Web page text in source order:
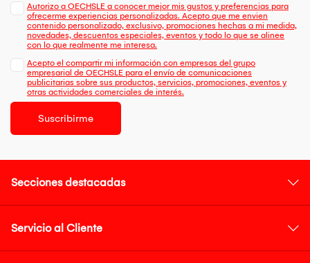
Autorizo a OECHSLE a conocer mejor mis gustos y preferencias para
ofrecerme experiencias personalizadas. Acepto que me envien
contenido personalizado, exclusivo, promociones hechas a mi medida,
novedades, descuentos especiales, eventos y todo lo que se alinee
con lo que realmente me interesa.
Acepto el compartir mi información con empresas del grupo
empresarial de OECHSLE para el envío de comunicaciones
publicitarias sobre sus productos, servicios, promociones, eventos y
otras actividades comerciales de interés.
Suscribirme
Secciones destacadas
Servicio al Cliente